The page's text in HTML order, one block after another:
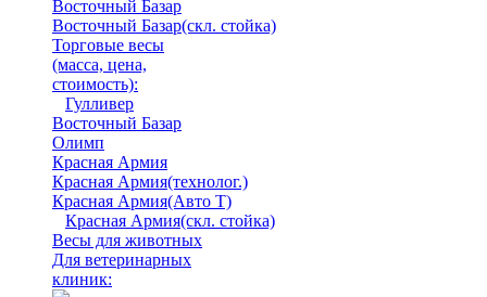
Восточный Базар
Восточный Базар(скл. стойка)
Торговые весы
(масса, цена,
стоимость):
Гулливер
Восточный Базар
Олимп
Красная Армия
Красная Армия(технолог.)
Красная Армия(Авто Т)
Красная Армия(скл. стойка)
Весы для животных
Для ветеринарных
клиник: